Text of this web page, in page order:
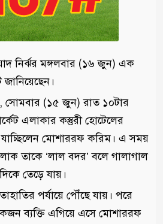
নির্ঝর মঙ্গলবার (১৬ জুন) এক
সোমবার (১৫ জুন) রাত ১০টার
এলাকার কস্তুরী হোটেলের
যাচ্ছিলেন মোশাররফ করিম। এ সময়
তাকে ‘লাল বদর’ বলে গালাগাল
তেড়ে যায়।
পর্যায়ে পৌঁছে যায়। পরে
ব্যক্তি এগিয়ে এসে মোশাররফ